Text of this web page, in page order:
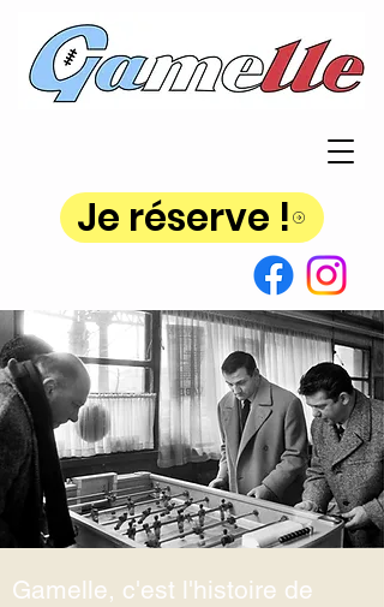
Je réserve !
Gamelle, c'est l'histoire de